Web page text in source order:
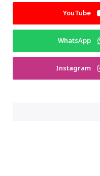
YouTube
WhatsApp
Instagram